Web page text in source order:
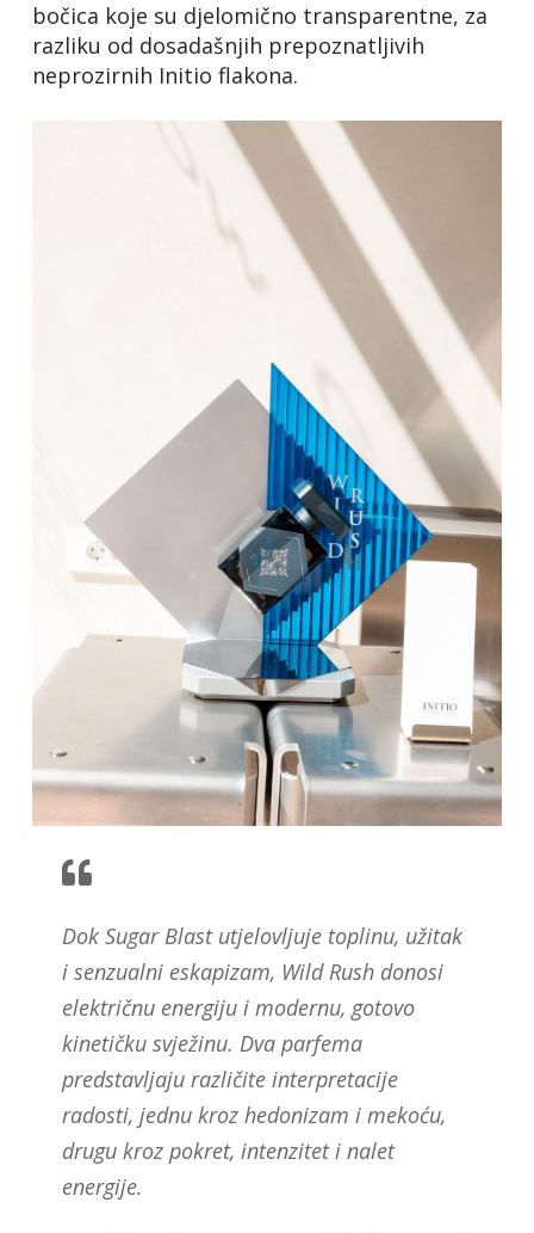
bočica koje su djelomično transparentne, za
razliku od dosadašnjih prepoznatljivih
neprozirnih Initio flakona.
Dok Sugar Blast utjelovljuje toplinu, užitak
i senzualni eskapizam, Wild Rush donosi
električnu energiju i modernu, gotovo
kinetičku svježinu. Dva parfema
predstavljaju različite interpretacije
radosti, jednu kroz hedonizam i mekoću,
drugu kroz pokret, intenzitet i nalet
energije.